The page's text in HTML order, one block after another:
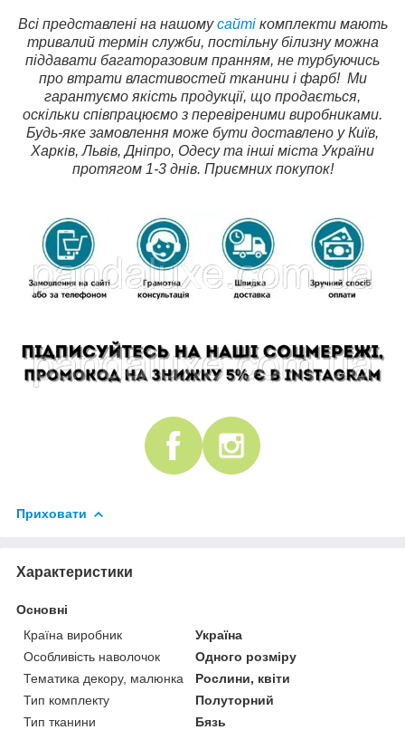
Всі представлені на нашомусайтікомплекти мають
тривалий термін служби, постільну білизну можна
піддавати багаторазовим пранням, не турбуючись
про втрати властивостей тканини і фарб! Ми
гарантуємо якість продукції, що продається,
оскільки співпрацюємо з перевіреними виробниками.
Будь-яке замовлення може бути доставлено у Київ,
Харків, Львів, Дніпро, Одесу та інші міста України
протягом 1-3 днів. Приємних покупок!
Приховати
Характеристики
Основні
Країна виробник
Україна
Особливість наволочок
Одного розміру
Тематика декору, малюнка
Рослини, квіти
Тип комплекту
Полуторний
Тип тканини
Бязь